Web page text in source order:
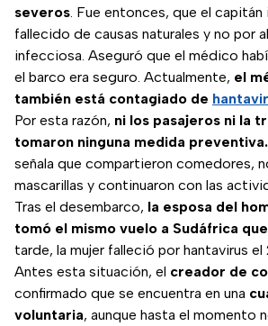
severos . Fue entonces, que el
fallecido de causas naturales y no por
infecciosa. Aseguró que el médico
el barco era seguro. Actualmente, el
también está contagiado de
Por esta razón, ni los pasajeros ni la
tomaron ninguna medida preventiva.
señala que compartieron comedores,
mascarillas y continuaron con las
Tras el desembarco, la esposa del
tomó el mismo vuelo a Sudáfrica
tarde, la mujer falleció por hantavirus el
Antes esta situación, el creador de
confirmado que se encuentra en una
voluntaria, aunque hasta el momento